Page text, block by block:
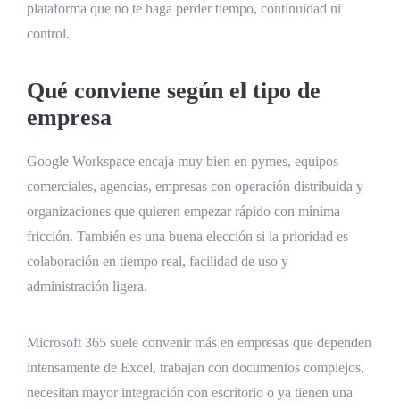
plataforma que no te haga perder tiempo, continuidad ni
control.
Qué conviene según el tipo de
empresa
Google Workspace encaja muy bien en pymes, equipos
comerciales, agencias, empresas con operación distribuida y
organizaciones que quieren empezar rápido con mínima
fricción. También es una buena elección si la prioridad es
colaboración en tiempo real, facilidad de uso y
administración ligera.
Microsoft 365 suele convenir más en empresas que dependen
intensamente de Excel, trabajan con documentos complejos,
necesitan mayor integración con escritorio o ya tienen una